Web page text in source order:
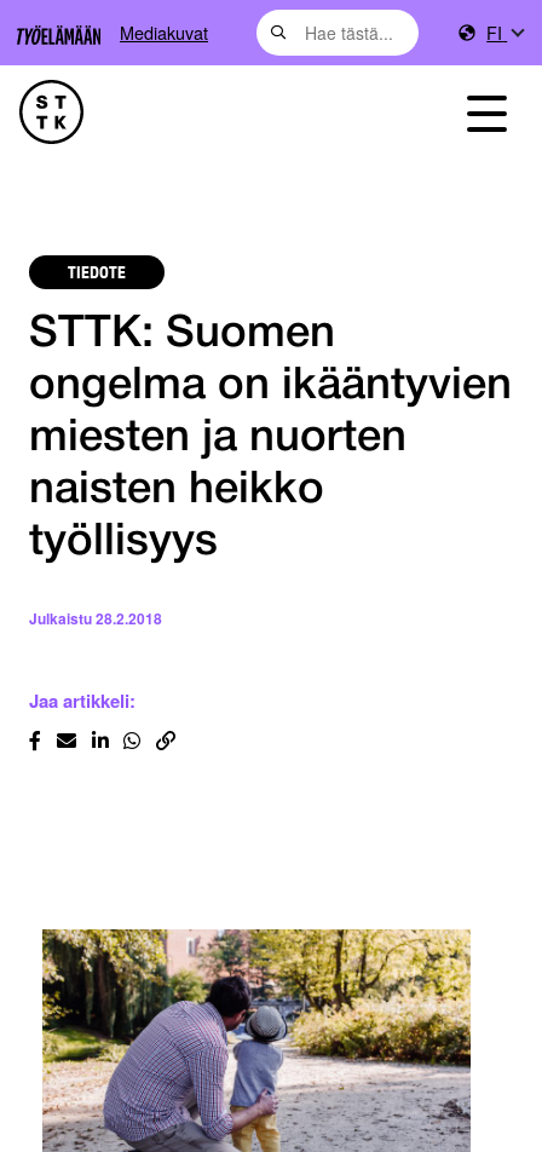
Mediakuvat FI
TIEDOTE
STTK: Suomen
ongelma on ikääntyvien
miesten ja nuorten
naisten heikko
työllisyys
Julkaistu28.2.2018
Jaa artikkeli: